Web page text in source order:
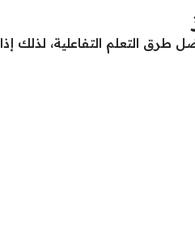
طرق التعلم التفاعلية، لذلك